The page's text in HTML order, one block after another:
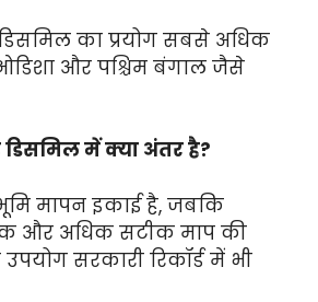
का प्रयोग सबसे अधिक
और पश्चिम बंगाल जैसे
डिसमिल में क्या अंतर है?
मापन इकाई है, जबकि
और अधिक सटीक माप की
सरकारी रिकॉर्ड में भी